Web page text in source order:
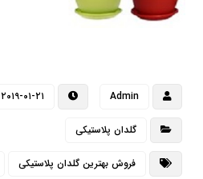
Admin ۲۰۱۹-۰۱-۲۱
گلدان پلاستیکی
فروش بهترین گلدان پلاستیکی